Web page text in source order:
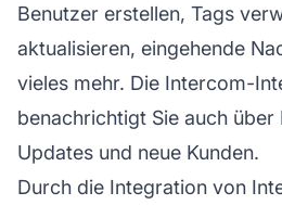
Benutzer erstellen, Tags
aktualisieren, eingehende
vieles mehr. Die Intercom-
benachrichtigt Sie auch über
Updates und neue Kunden.
Durch die Integration von